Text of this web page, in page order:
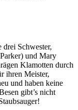
Schwester,
und Mary
Klamotten durch
ihren Meister,
und haben keine
gibt’s nicht